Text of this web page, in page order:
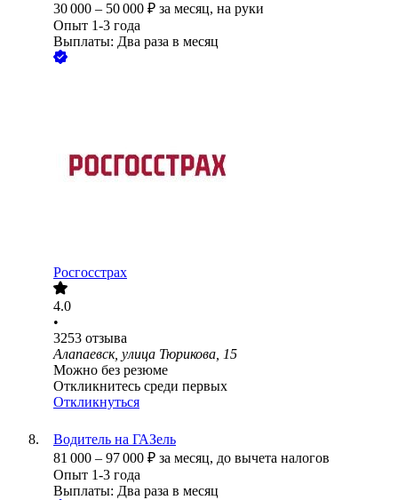
30 000 – 50 000 ₽ за месяц, на руки
Опыт 1-3 года
Выплаты: Два раза в месяц
Росгосстрах
4.0
•
3253 отзыва
Алапаевск, улица Тюрикова, 15
Можно без резюме
Откликнитесь среди первых
Откликнуться
Водитель на ГАЗель
81 000 – 97 000 ₽ за месяц, до вычета налогов
Опыт 1-3 года
Выплаты: Два раза в месяц